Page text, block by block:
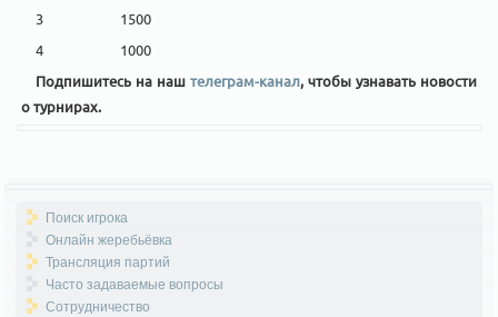
3 1500
4 1000
Подпишитесь на наш телеграм-канал, чтобы узнавать новости
о турнирах.
Поиск игрока
Онлайн жеребьёвка
Трансляция партий
Часто задаваемые вопросы
Сотрудничество